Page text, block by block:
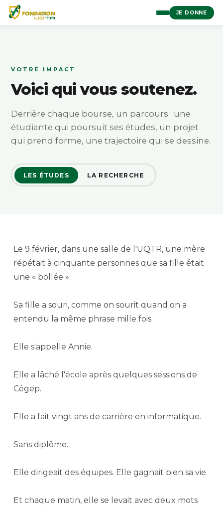
JE DONNE
VOTRE IMPACT
Voici qui vous soutenez.
Derrière chaque bourse, un parcours : une
étudiante qui poursuit ses études, un projet
qui prend forme, une trajectoire qui se dessine.
LES ÉTUDES LA RECHERCHE
Le 9 février, dans une salle de l'UQTR, une mère
répétait à cinquante personnes que sa fille était
une « bollée ».
Sa fille a souri, comme on sourit quand on a
entendu la même phrase mille fois.
Elle s'appelle Annie.
Elle a lâché l'école après quelques sessions de
Cégep.
Elle a fait vingt ans de carrière en informatique.
Sans diplôme.
Elle dirigeait des équipes. Elle gagnait bien sa vie.
Et chaque matin, elle se levait avec deux mots